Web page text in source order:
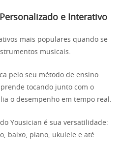
e Interativo
mais populares quando se
musicais.
pelo seu método de ensino
tocando junto com o
o desempenho em tempo real.
Yousician é sua versatilidade:
baixo, piano, ukulele e até